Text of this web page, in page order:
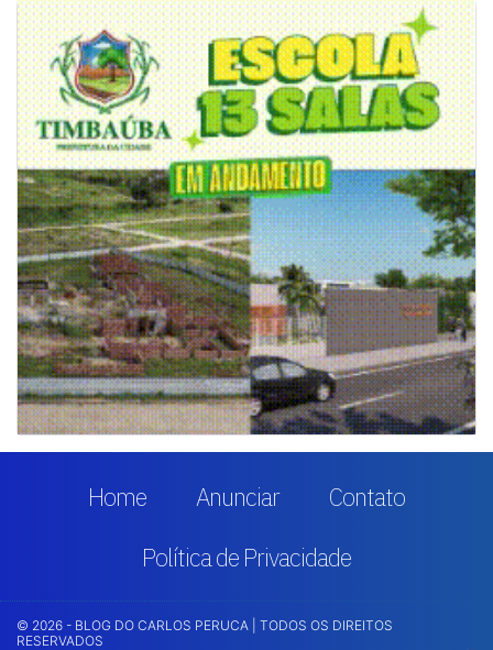
Home Anunciar
Contato
Política de Privacidade
© 2026 - BLOG DO CARLOS PERUCA | TODOS OS DIREITOS
RESERVADOS